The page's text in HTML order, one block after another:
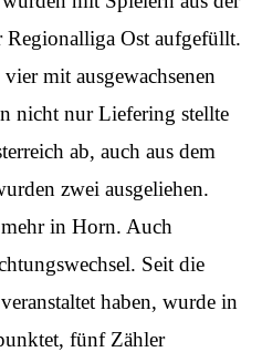
Regionalliga Ost aufgefüllt.
mit ausgewachsenen
nicht nur Liefering stellte
ab, auch aus dem
zwei ausgeliehen.
in Horn. Auch
Seit die
haben, wurde in
fünf Zähler